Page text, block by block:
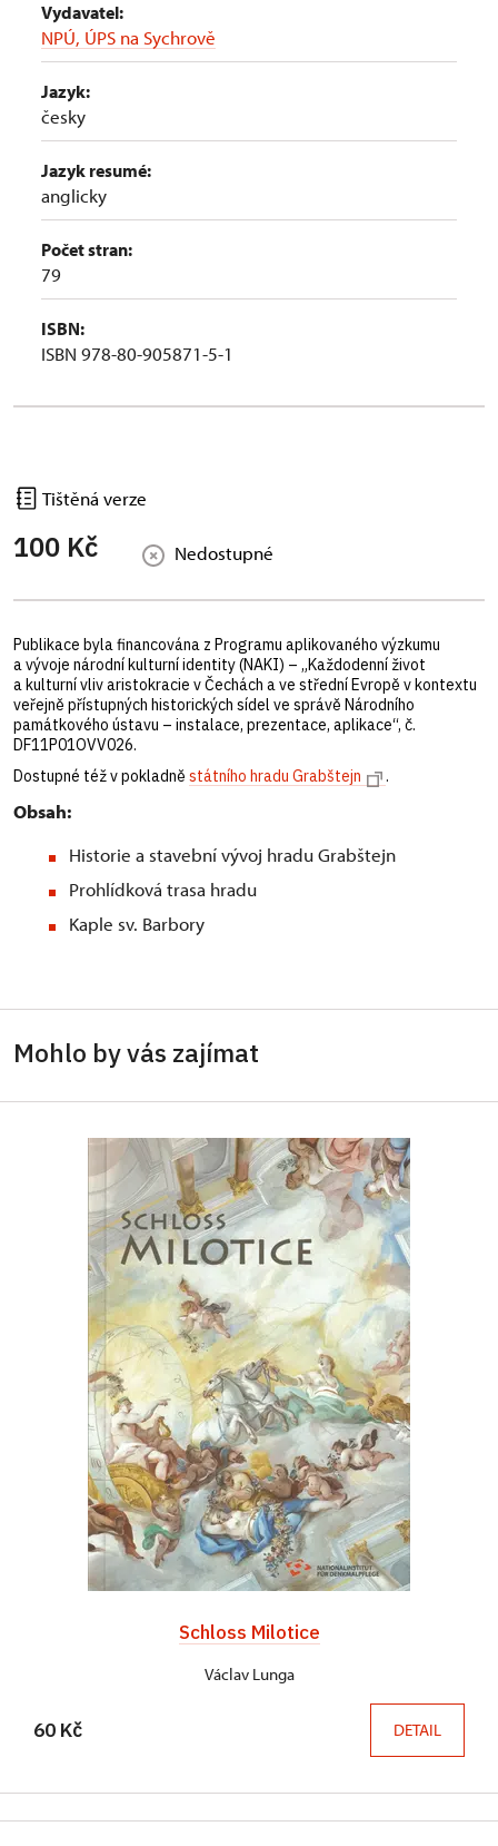
Vydavatel:
NPÚ, ÚPS na Sychrově
Jazyk:
česky
Jazyk resumé:
anglicky
Počet stran:
79
ISBN:
ISBN 978-80-905871-5-1
Tištěná verze
100 Kč Nedostupné
Publikace byla financována z Programu aplikovaného výzkumu
a vývoje národní kulturní identity (NAKI) – „Každodenní život
a kulturní vliv aristokracie v Čechách a ve střední Evropě v kontextu
veřejně přístupných historických sídel ve správě Národního
památkového ústavu – instalace, prezentace, aplikace“, č.
DF11P01OVV026.
Dostupné též v pokladně státního hradu Grabštejn .
Obsah:
Historie a stavební vývoj hradu Grabštejn
Prohlídková trasa hradu
Kaple sv. Barbory
Mohlo by vás zajímat
Schloss Milotice
Václav Lunga
60 Kč DETAIL